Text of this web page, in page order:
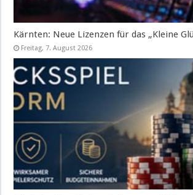
Kärnten: Neue Lizenzen für das „Kleine
Freitag, 7. August 2026